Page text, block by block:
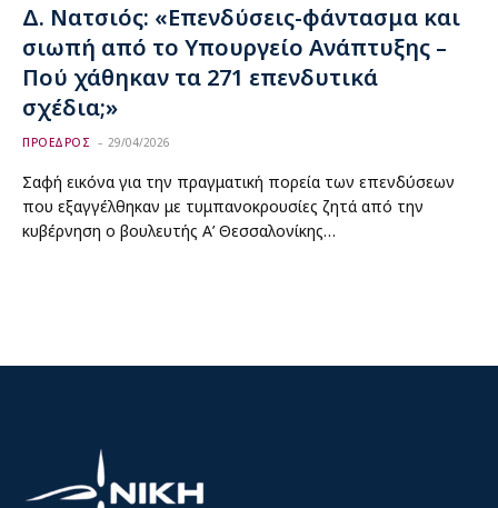
Δ. Νατσιός: «Επενδύσεις-φάντασμα και
σιωπή από το Υπουργείο Ανάπτυξης –
Πού χάθηκαν τα 271 επενδυτικά
σχέδια;»
ΠΡΟΕΔΡΟΣ 29/04/2026
Σαφή εικόνα για την πραγματική πορεία των επενδύσεων
που εξαγγέλθηκαν με τυμπανοκρουσίες ζητά από την
κυβέρνηση ο βουλευτής Α’ Θεσσαλονίκης…